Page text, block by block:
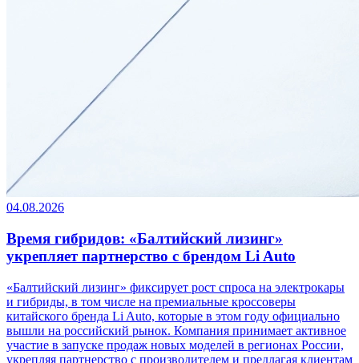
04.08.2026
Время гибридов: «Балтийский лизинг»
укрепляет партнерство с брендом Li Auto
«Балтийский лизинг» фиксирует рост спроса на электрокары
и гибриды, в том числе на премиальные кроссоверы
китайского бренда Li Auto, которые в этом году официально
вышли на российский рынок. Компания принимает активное
участие в запуске продаж новых моделей в регионах России,
укрепляя партнерство с производителем и предлагая клиентам